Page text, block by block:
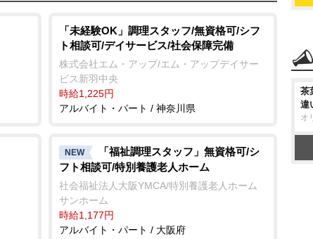
「未経験OK」調理スタッフ/無資格可/シフ
ト相談可/デイサービス/社会保障完備
株式会社エム・アップ/エム・アップデイサー
ビス新羽中央
時給1,225円
アルバイト・パート / 神奈川県
NEW
「福祉調理スタッフ」無資格可/シ
フト相談可/特別養護老人ホーム
社会福祉法人大阪YMCA/特別養護老人ホーム
サンホーム
時給1,177円
アルバイト・パート / 大阪府
茶
違
オ